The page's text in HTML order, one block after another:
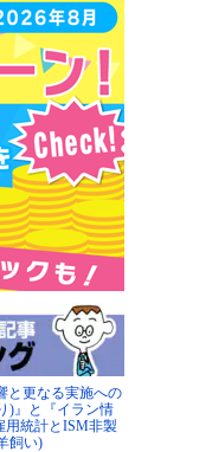
と更なる実施への
)』と『イラン情
用統計とISM非製
飼い)